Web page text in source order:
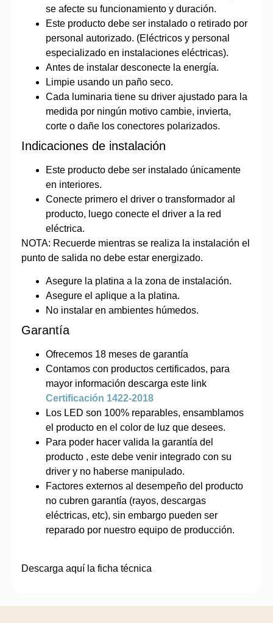
se afecte su funcionamiento y duración.
Este producto debe ser instalado o retirado por
personal autorizado. (Eléctricos y personal
especializado en instalaciones eléctricas).
Antes de instalar desconecte la energía.
Limpie usando un paño seco.
Cada luminaria tiene su driver ajustado para la
medida por ningún motivo cambie, invierta,
corte o dañe los conectores polarizados.
Indicaciones de instalación
Este producto debe ser instalado únicamente
en interiores.
Conecte primero el driver o transformador al
producto, luego conecte el driver a la red
eléctrica.
NOTA: Recuerde mientras se realiza la instalación el
punto de salida no debe estar energizado.
Asegure la platina a la zona de instalación.
Asegure el aplique a la platina.
No instalar en ambientes húmedos.
Garantía
Ofrecemos 18 meses de garantía
Contamos con productos certificados, para
mayor información descarga este link
Certificación 1422-2018
Los LED son 100% reparables, ensamblamos
el producto en el color de luz que desees.
Para poder hacer valida la garantía del
producto , este debe venir integrado con su
driver y no haberse manipulado.
Factores externos al desempeño del producto
no cubren garantía (rayos, descargas
eléctricas, etc), sin embargo pueden ser
reparado por nuestro equipo de producción.
Descarga aquí la ficha técnica